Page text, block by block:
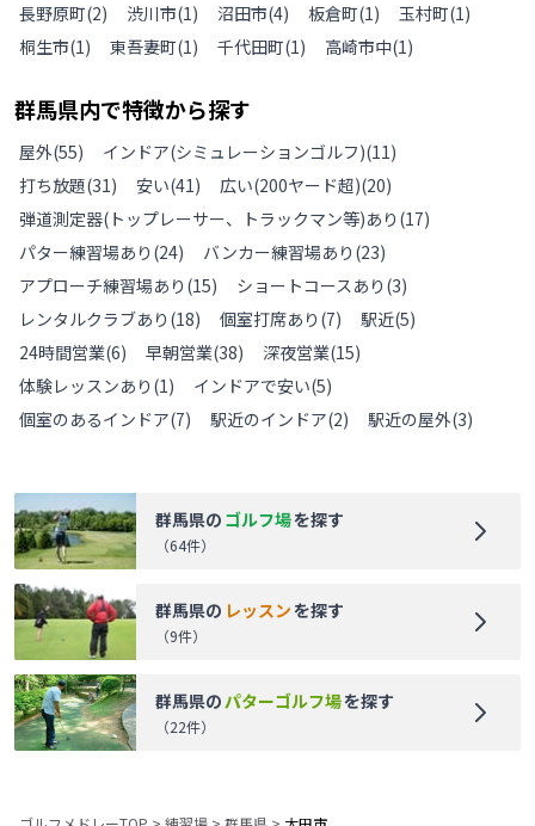
長野原町(2) 渋川市(1) 沼田市(4) 板倉町(1) 玉村町(1)
桐生市(1) 東吾妻町(1) 千代田町(1) 高崎市中(1)
群馬県内で特徴から探す
屋外(55) インドア(シミュレーションゴルフ)(11)
打ち放題(31) 安い(41) 広い(200ヤード超)(20)
弾道測定器(トップレーサー、トラックマン等)あり (17)
パター練習場あり (24) バンカー練習場あり (23)
アプローチ練習場あり (15) ショートコースあり (3)
レンタルクラブあり (18) 個室打席あり (7) 駅近(5)
24時間営業(6) 早朝営業(38) 深夜営業(15)
体験レッスンあり (1) インドアで安い(5)
個室のあるインドア(7) 駅近のインドア(2) 駅近の屋外(3)
群馬県の ゴルフ場を探す
（64件）
群馬県の レッスンを探す
（9件）
群馬県のパターゴルフ場を探す
（22件）